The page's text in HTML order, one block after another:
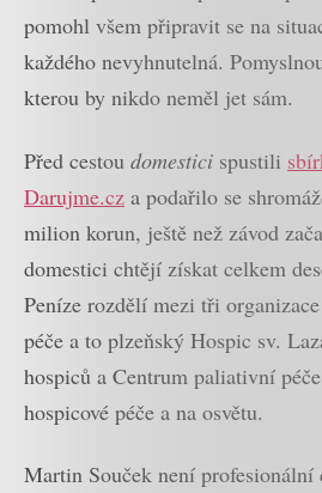
pomohl všem připravit se na
každého nevyhnutelná.
kterou by nikdo neměl jet sám.
Před cestou domestici spustili
Darujme.cz a podařilo se
milion korun, ještě než závod
domestici chtějí získat celkem
Peníze rozdělí mezi tři
péče a to plzeňský Hospic sv.
hospiců a Centrum paliativní
hospicové péče a na osvětu.
Martin Souček není